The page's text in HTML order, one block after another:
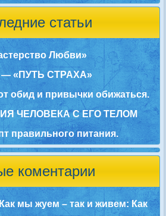
статьи
Любви»
«ПУТЬ СТРАХА»
обид и привычки обижаться.
ЧЕЛОВЕКА С ЕГО ТЕЛОМ
правильного питания.
коментарии
Как мы жуем – так и живем: Как